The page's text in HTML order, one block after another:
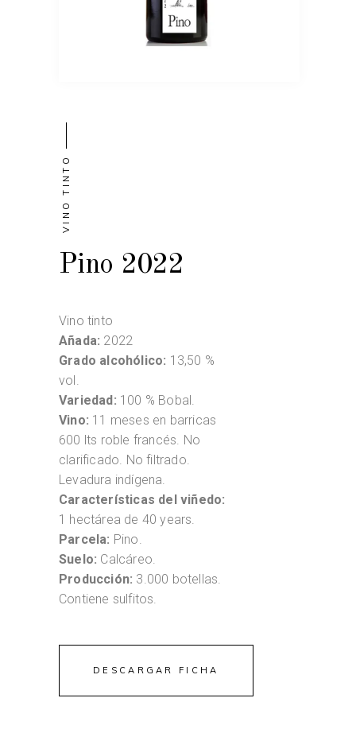
VINO TINTO
Pino 2022
Vino tinto
Añada: 2022
Grado alcohólico: 13,50 %
vol.
Variedad: 100 % Bobal.
Vino: 11 meses en barricas
600 lts roble francés. No
clarificado. No filtrado.
Levadura indígena.
Características del viñedo:
1 hectárea de 40 years.
Parcela: Pino.
Suelo: Calcáreo.
Producción: 3.000 botellas.
Contiene sulfitos.
DESCARGAR FICHA